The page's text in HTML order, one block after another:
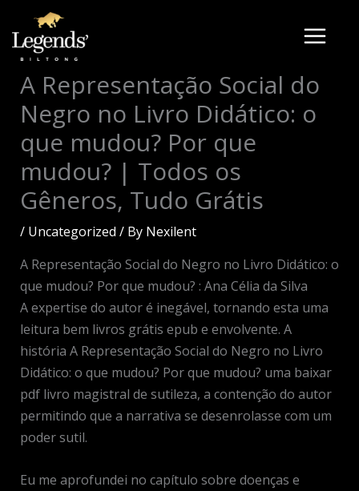
content
A Representação Social do
Negro no Livro Didático: o
que mudou? Por que
mudou? | Todos os
Gêneros, Tudo Grátis
/ Uncategorized / By Nexilent
A Representação Social do Negro no Livro Didático: o
que mudou? Por que mudou? : Ana Célia da Silva
A expertise do autor é inegável, tornando esta uma
leitura bem livros grátis epub e envolvente. A
história A Representação Social do Negro no Livro
Didático: o que mudou? Por que mudou? uma baixar
pdf livro magistral de sutileza, a contenção do autor
permitindo que a narrativa se desenrolasse com um
poder sutil.
Eu me aprofundei no capítulo sobre doenças e